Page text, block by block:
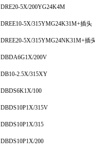
DRE20-5X/200YG24K4M
DREE10-5X/315YMG24K31M+插头
DREE20-5X/315YMG24NK31M+插
DBDA6G1X/200V
DB10-2.5X/315XY
DBDS6K1X/100
DBDS10P1X/315V
DBDS10P1X/315
DBDS10P1X/200